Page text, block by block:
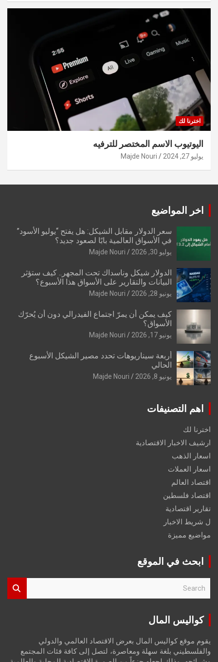
اخترنا لك
اليوتيوب الاسم المختصر للترفيه
يوليو 27, 2024 Majde Nouri
اخر المواضيع
سعر الدولار مقابل الشيكل: هل يفتح “يوليو الأسود”
في الأسواق العالمية بابًا لصعود جديد؟
يوليو 30, 2026 Majde Nouri
الدولار شيكل وناسداك تحت المجهر.. كيف ستؤثر
البيانات والتقارير على الأسواق هذا الأسبوع؟
يونيو 28, 2026 Majde Nouri
كيف يمكن أن يمرّ اجتماع الفيدرالي دون أن يُحرّك
الأسواق؟
يونيو 17, 2026 Majde Nouri
أربعة سيناريوهات تحدد مصير الشيكل الأسبوع
الحالي
يونيو 8, 2026 Majde Nouri
اهم التصنيفات
اخترنا لك
ارشيف الاخبار الاقتصادية
اسعار الذهب
اسعار العملات
اقتصاد العالم
اقتصاد فلسطين
تقارير اقتصادية
ل شريط الاخبار
مواضيع مميزة
ابحث في الموقع
r
كواليس المال
يقوم موقع كواليس المال بعرض الاقتصاد العالمي والدولي
والفلسطيني بلغة سهلة ومعاصرة، لتصل إلى كافة فئات المجتمع